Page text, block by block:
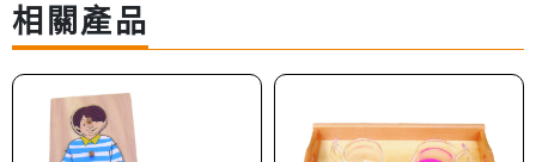
相關產品